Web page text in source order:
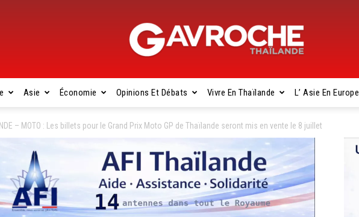
Gavroche
Thaïlande
Asie Économie Opinions Et Débats Vivre En Thaïlande L’ Asie En Europe
– MOTO : Les billets pour le Grand Prix Moto GP de Thaïlande seront mis en vente le 8 juillet